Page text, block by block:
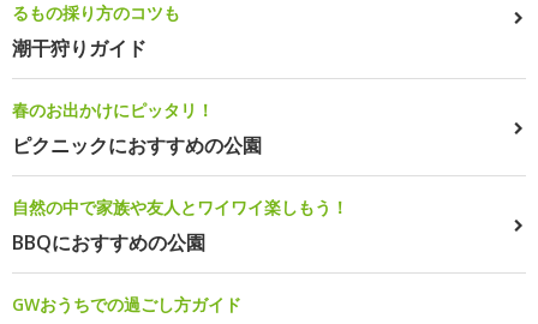
るもの採り方のコツも
潮干狩りガイド
春のお出かけにピッタリ！
ピクニックにおすすめの公園
自然の中で家族や友人とワイワイ楽しもう！
BBQにおすすめの公園
GWおうちでの過ごし方ガイド